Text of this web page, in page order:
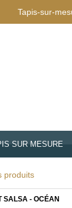
Tapis-sur-
SUR MESURE
produits
SALSA - OCÉAN